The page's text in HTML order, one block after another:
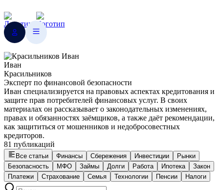
Иван
Красильников
Эксперт по финансовой безопасности
Иван специализируется на правовых аспектах кредитования и
защите прав потребителей финансовых услуг. В своих
материалах он рассказывает о законодательных изменениях,
правах и обязанностях заёмщиков, а также даёт рекомендации,
как защититься от мошенников и недобросовестных
кредиторов.
81 публикаций
Все статьи Финансы Сбережения Инвестиции
Рынки
Безопасность
МФО Займы Долги Работа Ипотека
Закон
Платежи
Страхование Семья Технологии Пенсии Налоги